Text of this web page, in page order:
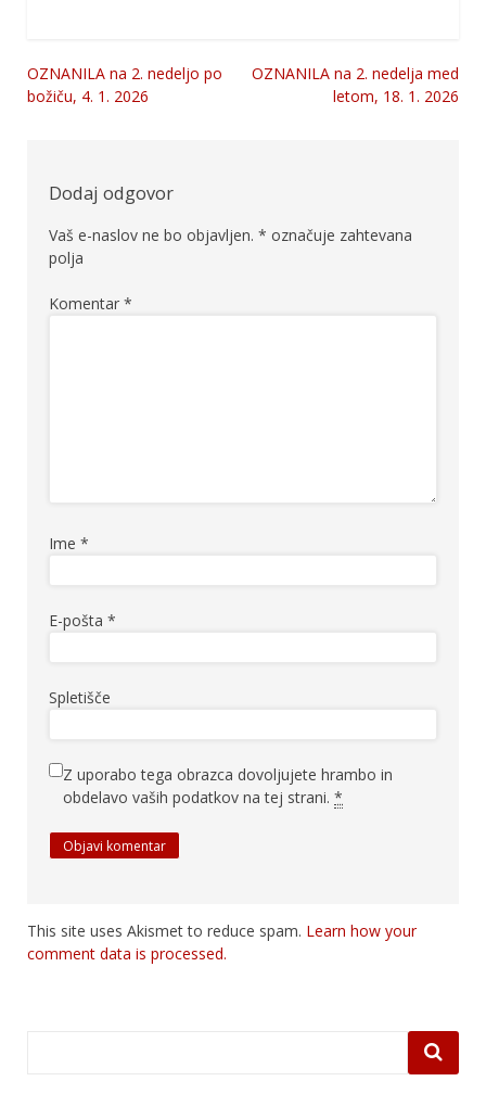
Navigacija
OZNANILA na 2. nedeljo po
božiču, 4. 1. 2026
OZNANILA na 2. nedelja med
letom, 18. 1. 2026
Dodaj odgovor
Vaš e-naslov ne bo objavljen. * označuje zahtevana
polja
Komentar *
Ime *
E-pošta *
Spletišče
Z uporabo tega obrazca dovoljujete hrambo in
obdelavo vaših podatkov na tej strani. *
This site uses Akismet to reduce spam. Learn how your
comment data is processed.